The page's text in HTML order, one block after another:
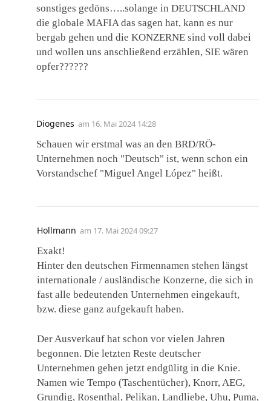
sonstiges gedöns…..solange in DEUTSCHLAND
die globale MAFIA das sagen hat, kann es nur
bergab gehen und die KONZERNE sind voll dabei
und wollen uns anschließend erzählen, SIE wären
opfer??????
Diogenes am 16. Mai 2024 14:28
Schauen wir erstmal was an den BRD/RÖ-
Unternehmen noch "Deutsch" ist, wenn schon ein
Vorstandschef "Miguel Angel López" heißt.
Hollmann am 17. Mai 2024 09:27
Exakt!
Hinter den deutschen Firmennamen stehen längst
internationale / ausländische Konzerne, die sich in
fast alle bedeutenden Unternehmen eingekauft,
bzw. diese ganz aufgekauft haben.
Der Ausverkauf hat schon vor vielen Jahren
begonnen. Die letzten Reste deutscher
Unternehmen gehen jetzt endgülitg in die Knie.
Namen wie Tempo (Taschentücher), Knorr, AEG,
Grundig, Rosenthal, Pelikan, Landliebe, Uhu, Puma,